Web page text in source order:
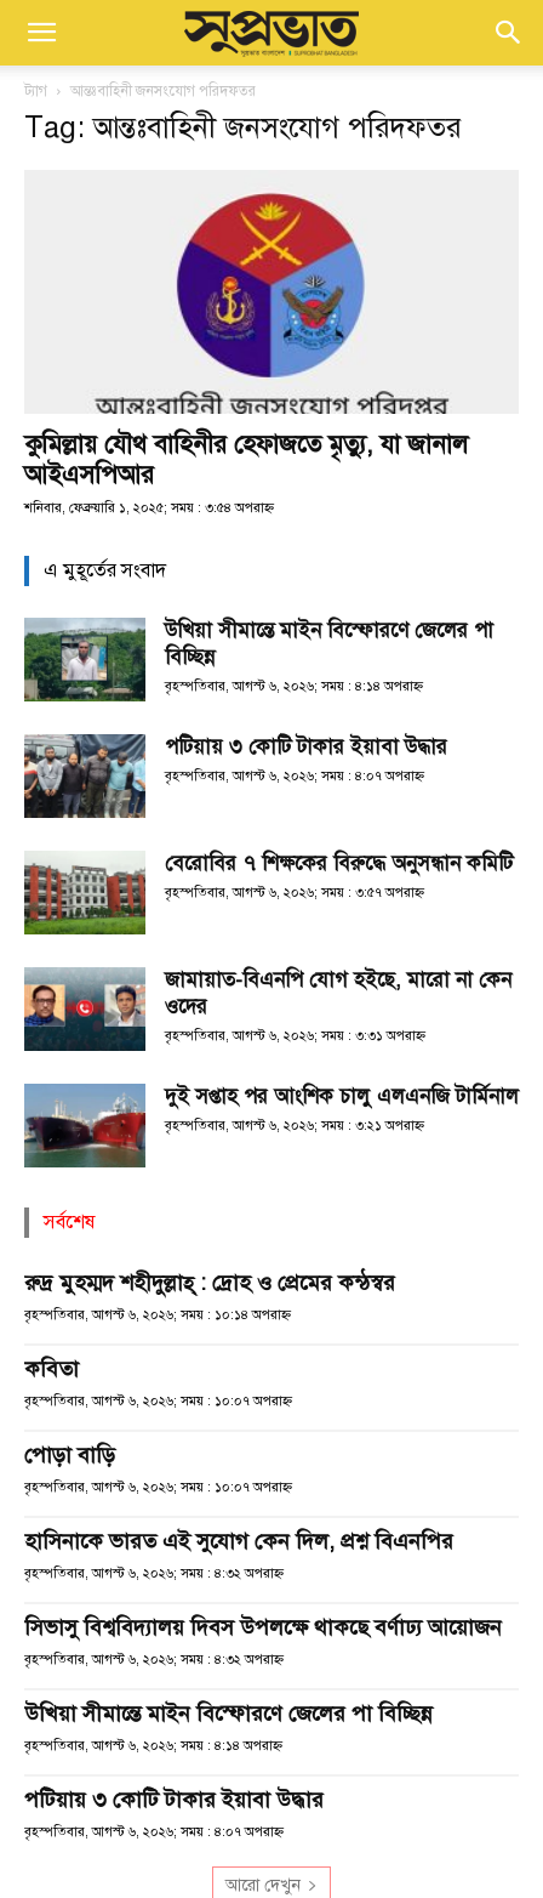
ট্যাগ আন্তঃবাহিনী জনসংযোগ পরিদফতর
Tag: আন্তঃবাহিনী জনসংযোগ পরিদফতর
কুমিল্লায় যৌথ বাহিনীর হেফাজতে মৃত্যু, যা জানাল
আইএসপিআর
শনিবার, ফেব্রুয়ারি ১, ২০২৫; সময় : ৩:৫৪ অপরাহ্ণ
এ মুহূর্তের সংবাদ
উখিয়া সীমান্তে মাইন বিস্ফোরণে জেলের পা
বিচ্ছিন্ন
বৃহস্পতিবার, আগস্ট ৬, ২০২৬; সময় : ৪:১৪ অপরাহ্ণ
পটিয়ায় ৩ কোটি টাকার ইয়াবা উদ্ধার
বৃহস্পতিবার, আগস্ট ৬, ২০২৬; সময় : ৪:০৭ অপরাহ্ণ
বেরোবির ৭ শিক্ষকের বিরুদ্ধে অনুসন্ধান কমিটি
বৃহস্পতিবার, আগস্ট ৬, ২০২৬; সময় : ৩:৫৭ অপরাহ্ণ
জামায়াত-বিএনপি যোগ হইছে, মারো না কেন
ওদের
বৃহস্পতিবার, আগস্ট ৬, ২০২৬; সময় : ৩:৩১ অপরাহ্ণ
দুই সপ্তাহ পর আংশিক চালু এলএনজি টার্মিনাল
বৃহস্পতিবার, আগস্ট ৬, ২০২৬; সময় : ৩:২১ অপরাহ্ণ
সর্বশেষ
রুদ্র মুহম্মদ শহীদুল্লাহ্ : দ্রোহ ও প্রেমের কন্ঠস্বর
বৃহস্পতিবার, আগস্ট ৬, ২০২৬; সময় : ১০:১৪ অপরাহ্ণ
কবিতা
বৃহস্পতিবার, আগস্ট ৬, ২০২৬; সময় : ১০:০৭ অপরাহ্ণ
পোড়া বাড়ি
বৃহস্পতিবার, আগস্ট ৬, ২০২৬; সময় : ১০:০৭ অপরাহ্ণ
হাসিনাকে ভারত এই সুযোগ কেন দিল, প্রশ্ন বিএনপির
বৃহস্পতিবার, আগস্ট ৬, ২০২৬; সময় : ৪:৩২ অপরাহ্ণ
সিভাসু বিশ্ববিদ্যালয় দিবস উপলক্ষে থাকছে বর্ণাঢ্য আয়োজন
বৃহস্পতিবার, আগস্ট ৬, ২০২৬; সময় : ৪:৩২ অপরাহ্ণ
উখিয়া সীমান্তে মাইন বিস্ফোরণে জেলের পা বিচ্ছিন্ন
বৃহস্পতিবার, আগস্ট ৬, ২০২৬; সময় : ৪:১৪ অপরাহ্ণ
পটিয়ায় ৩ কোটি টাকার ইয়াবা উদ্ধার
বৃহস্পতিবার, আগস্ট ৬, ২০২৬; সময় : ৪:০৭ অপরাহ্ণ
আরো দেখুন